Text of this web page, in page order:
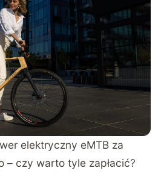
elektryczny eMTB za
– czy warto tyle zapłacić?